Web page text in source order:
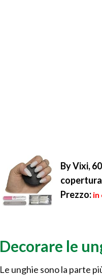
By Vixi,
copertura
Prezzo: in
Decorare le
Le unghie sono la parte